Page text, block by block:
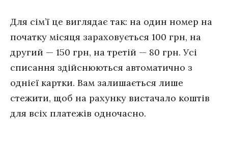
Для сім’ї це виглядає так: на один номер на
початку місяця зараховується 100 грн, на
другий — 150 грн, на третій — 80 грн. Усі
списання здійснюються автоматично з
однієї картки. Вам залишається лише
стежити, щоб на рахунку вистачало коштів
для всіх платежів одночасно.